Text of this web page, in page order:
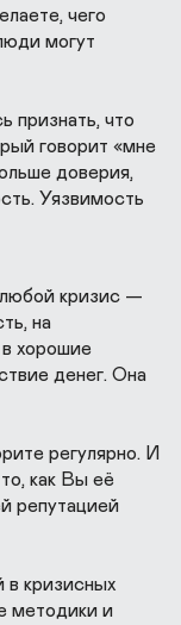
чего
могут
признать, что
говорит «мне
доверия,
Уязвимость
кризис —
на
хорошие
денег. Она
регулярно. И
как Вы её
репутацией
в кризисных
методики и